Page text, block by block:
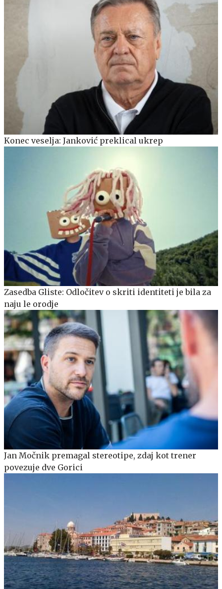
Konec veselja: Janković preklical ukrep
Zasedba Gliste: Odločitev o skriti identiteti je bila za
naju le orodje
Jan Močnik premagal stereotipe, zdaj kot trener
povezuje dve Gorici